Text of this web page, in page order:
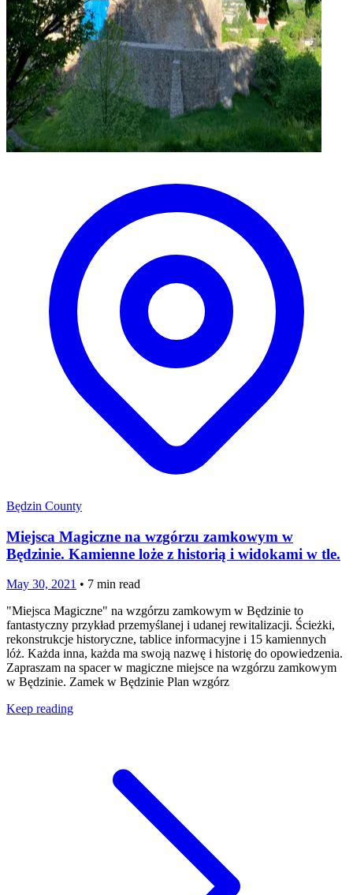
Będzin County
Miejsca Magiczne na wzgórzu zamkowym w
Będzinie. Kamienne loże z historią i widokami w tle.
May 30, 2021 • 7 min read
"Miejsca Magiczne" na wzgórzu zamkowym w Będzinie to
fantastyczny przykład przemyślanej i udanej rewitalizacji. Ścieżki,
rekonstrukcje historyczne, tablice informacyjne i 15 kamiennych
lóż. Każda inna, każda ma swoją nazwę i historię do opowiedzenia.
Zapraszam na spacer w magiczne miejsce na wzgórzu zamkowym
w Będzinie. Zamek w Będzinie Plan wzgórz
Keep reading